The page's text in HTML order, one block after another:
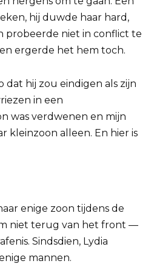
hij duwde haar hard,
probeerde niet in conflict te
ergerde het hem toch.
dat hij zou eindigen als zijn
in een
was verdwenen en mijn
kleinzoon alleen. En hier is
enige zoon tijdens de
niet terug van het front —
Sindsdien, Lydia
mannen.